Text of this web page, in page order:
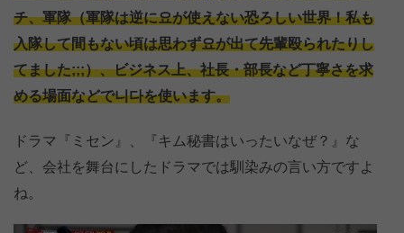
チ、軍隊（軍隊は逆に요が使えない恐ろしい世界！私も
入隊して間もない頃は思わず요が出て先輩殴られたりし
てました;;;）、ビジネス上、社長・部長など丁寧さを求
める場面などで니다を使います。
ドラマ『ミセン』、『キム秘書はいったいなぜ？』な
ど、会社を舞台にしたドラマでは馴染みの言い方ですよ
ね。